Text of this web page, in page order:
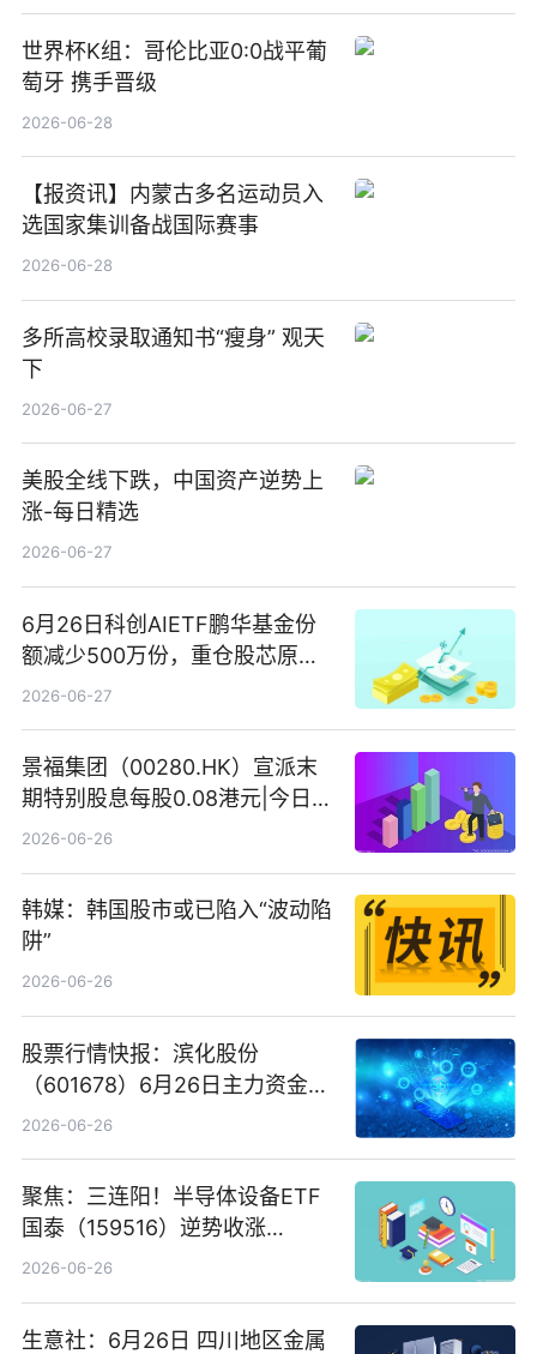
世界杯K组：哥伦比亚0:0战平葡
萄牙 携手晋级
2026-06-28
【报资讯】内蒙古多名运动员入
选国家集训备战国际赛事
2026-06-28
多所高校录取通知书“瘦身” 观天
下
2026-06-27
美股全线下跌，中国资产逆势上
涨-每日精选
2026-06-27
6月26日科创AIETF鹏华基金份
额减少500万份，重仓股芯原股
份、寒武纪、澜起科技 观速讯
2026-06-27
景福集团（00280.HK）宣派末
期特别股息每股0.08港元|今日快
看
2026-06-26
韩媒：韩国股市或已陷入“波动陷
阱”
2026-06-26
股票行情快报：滨化股份
（601678）6月26日主力资金净
卖出5964.34万元
2026-06-26
聚焦：三连阳！半导体设备ETF
国泰（159516）逆势收涨
3.5%，近10日累计净流入超65
2026-06-26
生意社：6月26日 四川地区金属